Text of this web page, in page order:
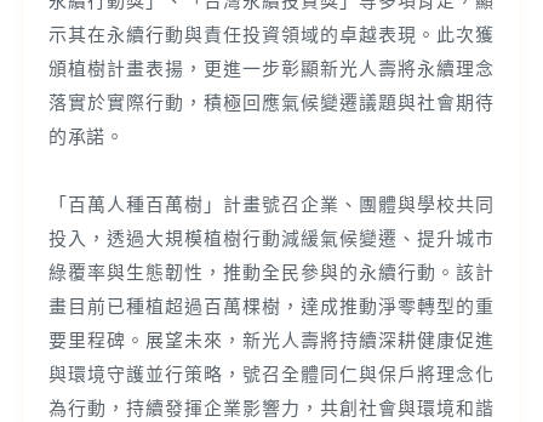
示其在永續行動與責任投資領域的卓越表現。此次獲
頒植樹計畫表揚，更進一步彰顯新光人壽將永續理念
落實於實際行動，積極回應氣候變遷議題與社會期待
的承諾。
「百萬人種百萬樹」計畫號召企業、團體與學校共同
投入，透過大規模植樹行動減緩氣候變遷、提升城市
綠覆率與生態韌性，推動全民參與的永續行動。該計
畫目前已種植超過百萬棵樹，達成推動淨零轉型的重
要里程碑。展望未來，新光人壽將持續深耕健康促進
與環境守護並行策略，號召全體同仁與保戶將理念化
為行動，持續發揮企業影響力，共創社會與環境和諧